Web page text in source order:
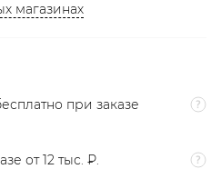
магазинах
при заказе
от 12 тыс. ₽.